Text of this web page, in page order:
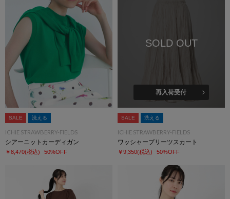
SALE 洗える
ICHIE STRAWBERRY-FIELDS
シアーニットカーディガン
￥8,470(税込) 50%OFF
SOLD OUT
再入荷受付
SALE 洗える
ICHIE STRAWBERRY-FIELDS
ワッシャープリーツスカート
￥9,350(税込) 50%OFF